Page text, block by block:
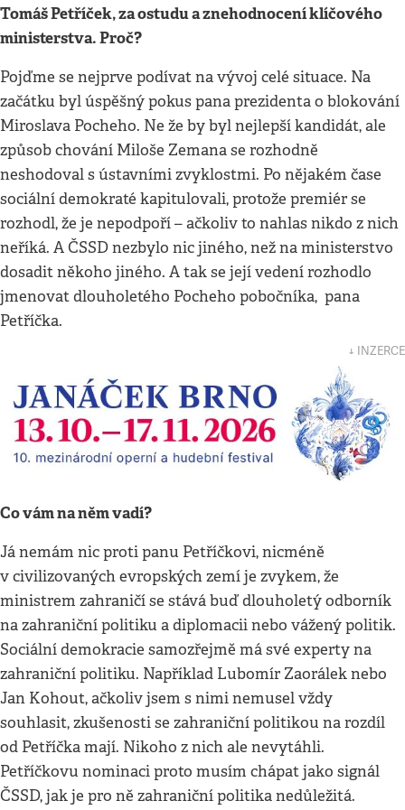
Tomáš Petříček, za ostudu a znehodnocení klíčového
ministerstva. Proč?
Pojďme se nejprve podívat na vývoj celé situace. Na
začátku byl úspěšný pokus pana prezidenta o blokování
Miroslava Pocheho. Ne že by byl nejlepší kandidát, ale
způsob chování Miloše Zemana se rozhodně
neshodoval s ústavními zvyklostmi. Po nějakém čase
sociální demokraté kapitulovali, protože premiér se
rozhodl, že je nepodpoří – ačkoliv to nahlas nikdo z nich
neříká. A ČSSD nezbylo nic jiného, než na ministerstvo
dosadit někoho jiného. A tak se její vedení rozhodlo
jmenovat dlouholetého Pocheho pobočníka, pana
Petříčka.
↓ INZERCE
Co vám na něm vadí?
Já nemám nic proti panu Petříčkovi, nicméně
v civilizovaných evropských zemí je zvykem, že
ministrem zahraničí se stává buď dlouholetý odborník
na zahraniční politiku a diplomacii nebo vážený politik.
Sociální demokracie samozřejmě má své experty na
zahraniční politiku. Například Lubomír Zaorálek nebo
Jan Kohout, ačkoliv jsem s nimi nemusel vždy
souhlasit, zkušenosti se zahraniční politikou na rozdíl
od Petříčka mají. Nikoho z nich ale nevytáhli.
Petříčkovu nominaci proto musím chápat jako signál
ČSSD, jak je pro ně zahraniční politika nedůležitá.